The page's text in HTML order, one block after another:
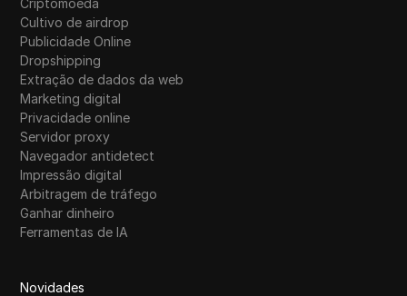
Cultivo de airdrop
Publicidade Online
Dropshipping
Extração de dados da web
Marketing digital
Privacidade online
Servidor proxy
Navegador antidetect
Impressão digital
Arbitragem de tráfego
Ganhar dinheiro
Ferramentas de IA
Novidades